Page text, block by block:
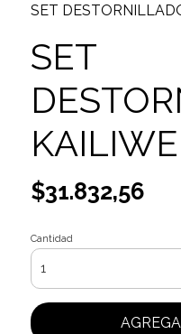
SET
SET
$31.832,56
Cantidad